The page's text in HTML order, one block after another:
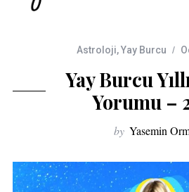
Astroloji,Yay Burcu
Yay Burcu
Yorumu –
by Yasemin